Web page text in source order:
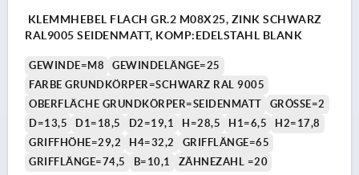
KLEMMHEBEL FLACH GR.2 M08X25, ZINK SCHWARZ
RAL9005 SEIDENMATT, KOMP:EDELSTAHL BLANK
GEWINDE=M8
GEWINDELÄNGE=25
FARBE GRUNDKÖRPER=SCHWARZ RAL 9005
OBERFLÄCHE GRUNDKÖRPER=SEIDENMATT
GRÖSSE=2
D=13,5
D1=18,5 D2=19,1 H=28,5 H1=6,5
H2=17,8
GRIFFHÖHE=29,2
H4=32,2
GRIFFLÄNGE=65
GRIFFLÄNGE=74,5
B=10,1 ZÄHNEZAHL =20